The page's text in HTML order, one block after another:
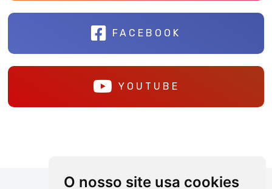
O nosso site usa cookies
FACEBOOK
YOUTUBE